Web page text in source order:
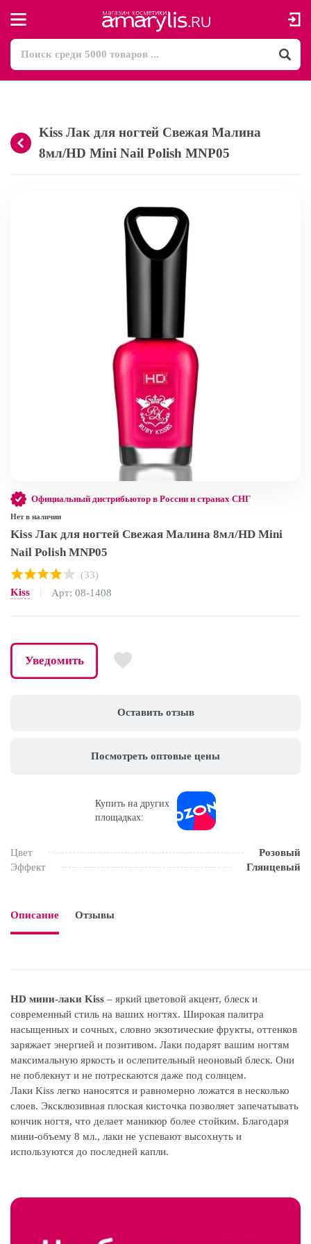
Kiss Лак для ногтей Свежая Малина
8мл/HD Mini Nail Polish MNP05
Оставить отзыв
Посмотреть оптовые цены
Купить на других
площадках:
Цвет
Розовый
Эффект
Глянцевый
Официальный дистрибьютор в России и странах СНГ
Нет в наличии
Kiss Лак для ногтей Свежая Малина 8мл/HD Mini
Nail Polish MNP05
(33)
Kiss
Арт: 08-1408
Уведомить
Описание Отзывы
HD мини-лаки Kiss – яркий цветовой акцент, блеск и
современный стиль на ваших ногтях. Широкая палитра
насыщенных и сочных, словно экзотические фрукты, оттенков
заряжает энергией и позитивом. Лаки подарят вашим ногтям
максимальную яркость и ослепительный неоновый блеск. Они
не поблекнут и не потрескаются даже под солнцем.
Лаки Kiss легко наносятся и равномерно ложатся в несколько
слоев. Эксклюзивная плоская кисточка позволяет запечатывать
кончик ногтя, что делает маникюр более стойким. Благодаря
мини-объему 8 мл., лаки не успевают высохнуть и
используются до последней капли.